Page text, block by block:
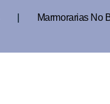
Marmorarias No